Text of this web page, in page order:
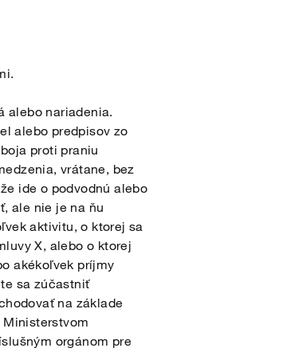
alebo nariadenia.
alebo predpisov zo
proti praniu
vrátane, bez
ide o podvodnú alebo
ale nie je na ňu
aktivitu, o ktorej sa
X, alebo o ktorej
akékoľvek príjmy
sa zúčastniť
na základe
orgánom pre